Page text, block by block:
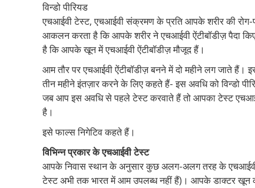
विन्डो पीरियड
एचआईवी टेस्ट, एचआईवी संक्रमण के प्रति आपके शरीर की रोग-
आकलन करता है कि आपके शरीर ने एचआईवी ऐंटीबॉडीज़ पैदा
है कि आपके खून में एचआईवी ऐंटीबॉडीज़ मौजूद हैं।
आम तौर पर एचआईवी ऐंटीबॉडीज़ बनने में दो महीने लग जाते
तीन महीने इंतज़ार करने के लिए कहते हैं- इस अवधि को विन्डो
जब आप इस अवधि से पहले टेस्ट करवाते हैं तो आपका टेस्ट
है।
इसे फाल्स निगेटिव कहते हैं।
विभिन्न प्रकार के एचआईवी टेस्ट
आपके निवास स्थान के अनुसार कुछ अलग-अलग तरह के एचआईवी
टेस्ट अभी तक भारत में आम उपलब्ध नहीं हैं)। आपके डाक्टर